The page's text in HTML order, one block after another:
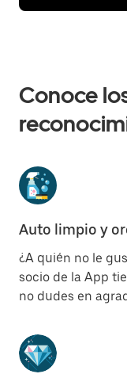
Conoce
Auto limpio y
¿A quién no le
socio de la App
no dudes en